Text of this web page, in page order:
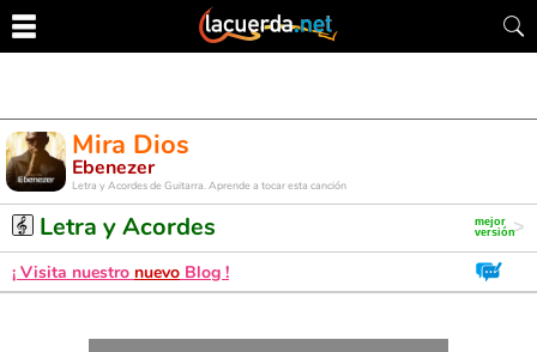
Mira Dios
Ebenezer
Letra y Acordes de Guitarra. Aprende a tocar esta canción
Letra y Acordes
¡ Visita nuestro nuevo Blog !